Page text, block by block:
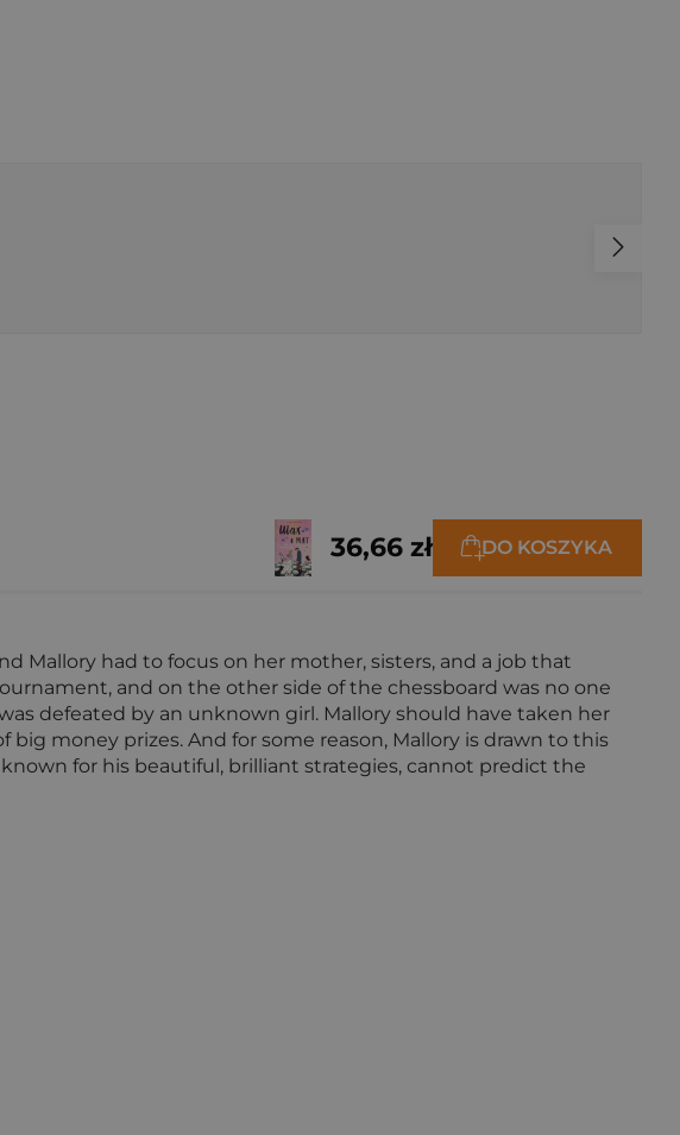
36,66 zł DO KOSZYKA
Mallory had to focus on her mother, sisters, and a job that
and on the other side of the chessboard was no one
defeated by an unknown girl. Mallory should have taken her
money prizes. And for some reason, Mallory is drawn to this
for his beautiful, brilliant strategies, cannot predict the